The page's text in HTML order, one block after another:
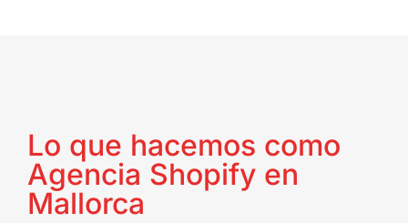
Lo que hacemos como
Agencia Shopify en
Mallorca